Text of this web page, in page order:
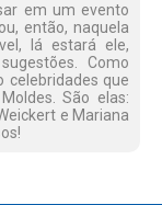
em um evento
então, naquela
lá estará ele,
Como
celebridades que
São elas:
e Mariana